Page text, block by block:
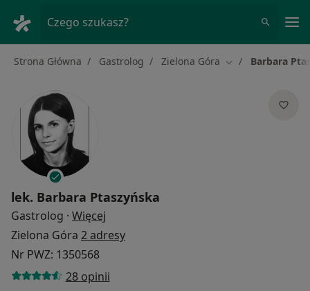
Czego szukasz?
Strona Główna Gastrolog Zielona Góra Zmień miasto
Barbara
lek. Barbara Ptaszyńska
Gastrolog · Więcej
Zielona Góra 2 adresy
Nr PWZ: 1350568
28 opinii